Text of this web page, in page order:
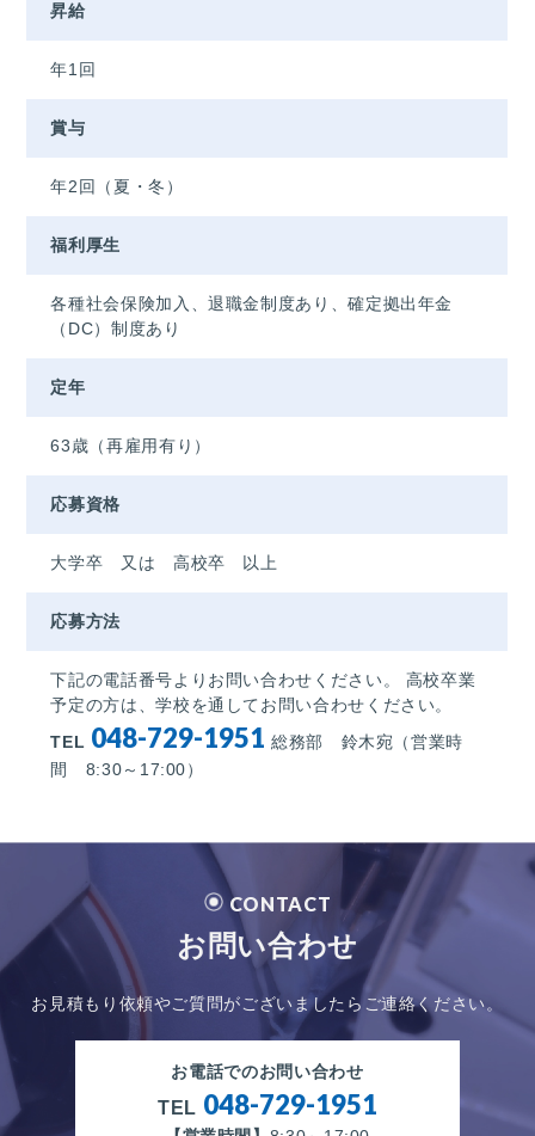
昇給
年1回
賞与
年2回（夏・冬）
福利厚生
各種社会保険加入、退職金制度あり、確定拠出年金
（DC）制度あり
定年
63歳（再雇用有り）
応募資格
大学卒 又は 高校卒 以上
応募方法
下記の電話番号よりお問い合わせください。 高校卒業
予定の方は、学校を通してお問い合わせください。
TEL 048-729-1951 総務部 鈴木宛（営業時
間 8:30～17:00）
CONTACT
お問い合わせ
お見積もり依頼やご質問がございましたらご連絡ください。
お電話でのお問い合わせ
TEL 048-729-1951